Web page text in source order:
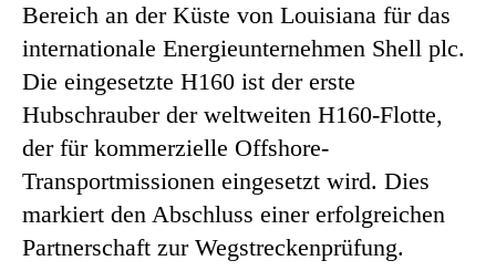
Bereich an der Küste von Louisiana für das
internationale Energieunternehmen Shell plc.
Die eingesetzte H160 ist der erste
Hubschrauber der weltweiten H160-Flotte,
der für kommerzielle Offshore-
Transportmissionen eingesetzt wird. Dies
markiert den Abschluss einer erfolgreichen
Partnerschaft zur Wegstreckenprüfung.